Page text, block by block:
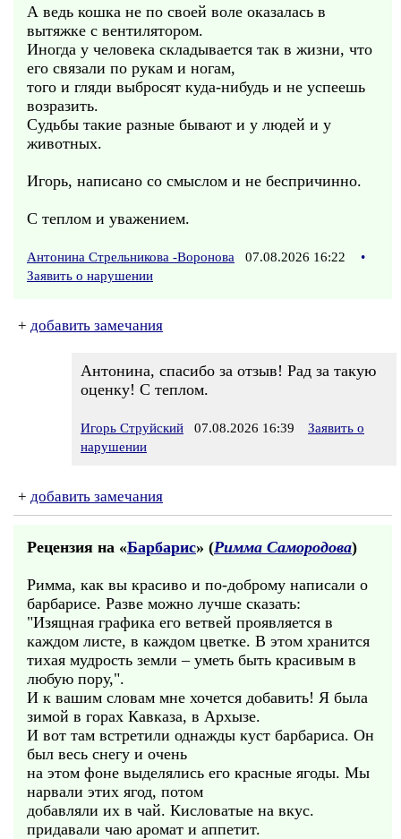
А ведь кошка не по своей воле оказалась в
вытяжке с вентилятором.
Иногда у человека складывается так в жизни, что
его связали по рукам и ногам,
того и гляди выбросят куда-нибудь и не успеешь
возразить.
Судьбы такие разные бывают и у людей и у
животных.
Игорь, написано со смыслом и не беспричинно.
С теплом и уважением.
Антонина Стрельникова -Воронова 07.08.2026 16:22
•
Заявить о нарушении
+ добавить замечания
Антонина, спасибо за отзыв! Рад за такую
оценку! С теплом.
Игорь Струйский 07.08.2026 16:39
Заявить о
нарушении
+ добавить замечания
Рецензия на «Барбарис» (Римма Самородова)
Римма, как вы красиво и по-доброму написали о
барбарисе. Разве можно лучше сказать:
"Изящная графика его ветвей проявляется в
каждом листе, в каждом цветке. В этом хранится
тихая мудрость земли – уметь быть красивым в
любую пору,".
И к вашим словам мне хочется добавить! Я была
зимой в горах Кавказа, в Архызе.
И вот там встретили однажды куст барбариса. Он
был весь снегу и очень
на этом фоне выделялись его красные ягоды. Мы
нарвали этих ягод, потом
добавляли их в чай. Кисловатые на вкус.
придавали чаю аромат и аппетит.